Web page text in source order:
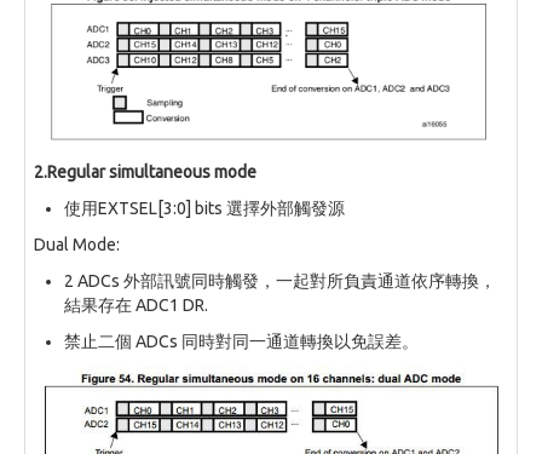
2.Regular simultaneous mode
使用EXTSEL[3:0] bits 選擇外部觸發源
Dual Mode:
2 ADCs 外部訊號同時觸發，一起對所負責通道依序轉換，
結果存在 ADC1 DR.
禁止二個 ADCs 同時對同一通道轉換以免誤差。